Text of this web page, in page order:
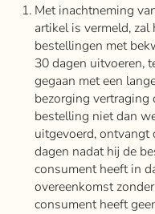
Met inachtneming
artikel is vermeld,
bestellingen met
30 dagen uitvoeren,
gegaan met een
bezorging vertraging
bestelling niet dan
uitgevoerd, ontvangt
dagen nadat hij de
consument heeft in
overeenkomst
consument heeft